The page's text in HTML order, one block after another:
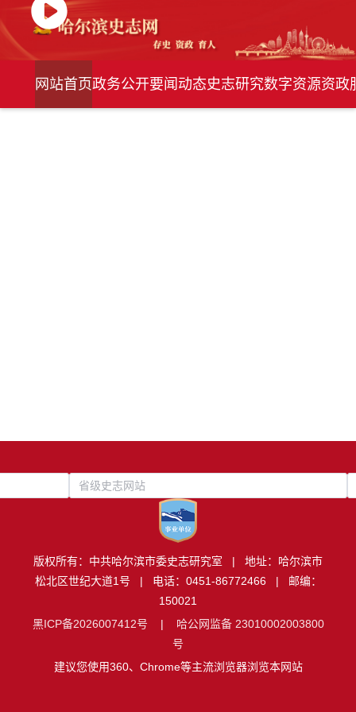
网站首页政务公开要闻动态史志研究数字资源资政
省级史志网站
版权所有：中共哈尔滨市委史志研究室 | 地址：哈尔滨市
松北区世纪大道1号 | 电话：0451-86772466 | 邮编：
150021
黑ICP备2026007412号 | 哈公网监备 23010002003800
号
建议您使用360、Chrome等主流浏览器浏览本网站